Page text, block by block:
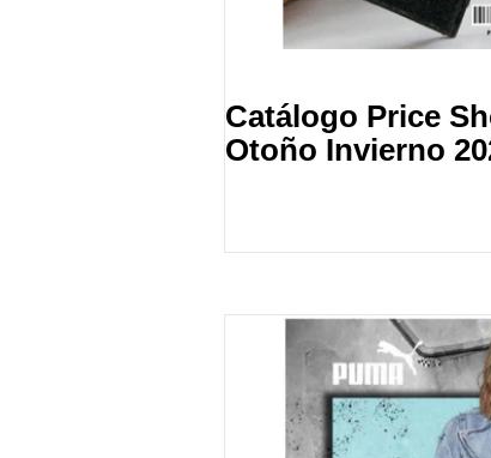
Catálogo Price
Otoño Invierno